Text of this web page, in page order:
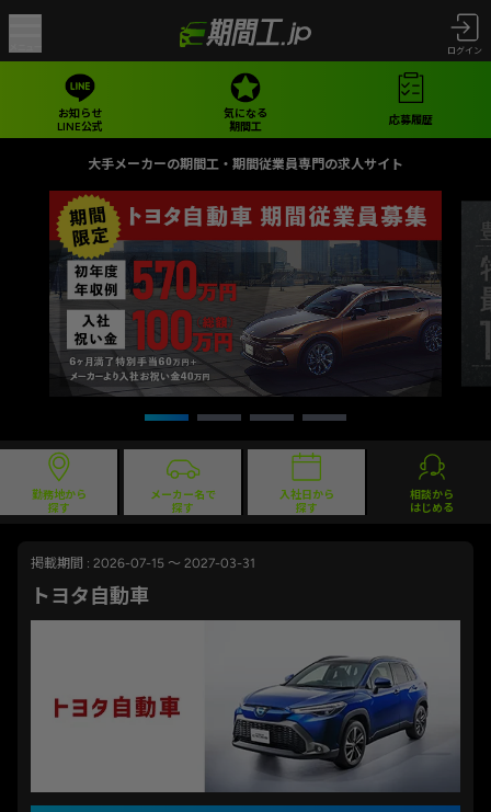
ログイン
お知らせ
LINE公式
気になる
期間工
応募履歴
大手メーカーの期間工・期間従業員専門の求人サイト
勤務地から
探す
メーカー名で
探す
入社日から
探す
相談から
はじめる
掲載期間 : 2026-07-15 ～ 2027-03-31
トヨタ自動車